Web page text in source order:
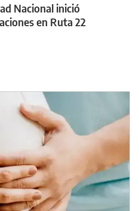
Nacional inició
en Ruta 22